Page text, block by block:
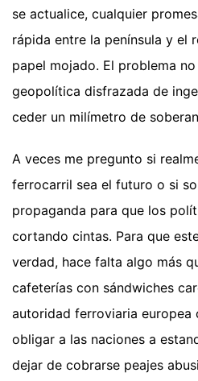
se actualice, cualquier
rápida entre la península y el
papel mojado. El problema
geopolítica disfrazada de
ceder un milímetro de
A veces me pregunto si
ferrocarril sea el futuro o si
propaganda para que los
cortando cintas. Para que
verdad, hace falta algo más
cafeterías con sándwiches
autoridad ferroviaria europea
obligar a las naciones a
dejar de cobrarse peajes